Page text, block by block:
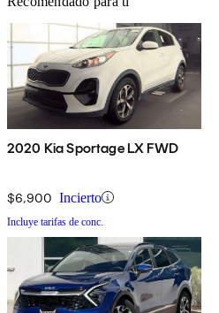
2020 Kia Sportage LX FWD
$6,900 Incierto
Incluye tarifas de conc.